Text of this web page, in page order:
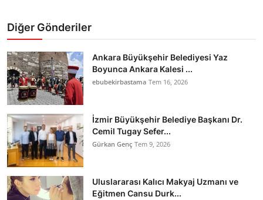
Diğer Gönderiler
Ankara Büyükşehir Belediyesi Yaz
Boyunca Ankara Kalesi ...
ebubekirbastama Tem 16, 2026
İzmir Büyükşehir Belediye Başkanı Dr.
Cemil Tugay Sefer...
Gürkan Genç Tem 9, 2026
Uluslararası Kalıcı Makyaj Uzmanı ve
Eğitmen Cansu Durk...